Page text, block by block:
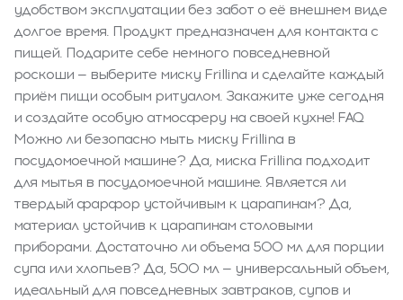
удобством эксплуатации без забот о её внешнем виде
долгое время. Продукт предназначен для контакта с
пищей. Подарите себе немного повседневной
роскоши — выберите миску Frillina и сделайте каждый
приём пищи особым ритуалом. Закажите уже сегодня
и создайте особую атмосферу на своей кухне! FAQ
Можно ли безопасно мыть миску Frillina в
посудомоечной машине? Да, миска Frillina подходит
для мытья в посудомоечной машине. Является ли
твердый фарфор устойчивым к царапинам? Да,
материал устойчив к царапинам столовыми
приборами. Достаточно ли объема 500 мл для порции
супа или хлопьев? Да, 500 мл — универсальный объем,
идеальный для повседневных завтраков, супов и